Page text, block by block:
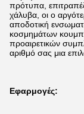
πρότυπα,
χάλυβα, οι ο
αποδοτική
κοσμημάτων
προαιρετικών
αριθμό σας μια
Εφαρμογές: